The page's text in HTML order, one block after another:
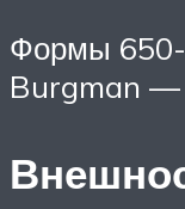
Формы 650-
Burgman —